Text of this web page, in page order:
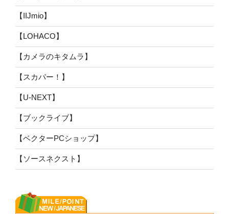
【IIJmio】
【LOHACO】
【カメラのキタムラ】
【スカパー！】
【U-NEXT】
【ブックライブ】
【ベクターPCショップ】
【ソースネクスト】